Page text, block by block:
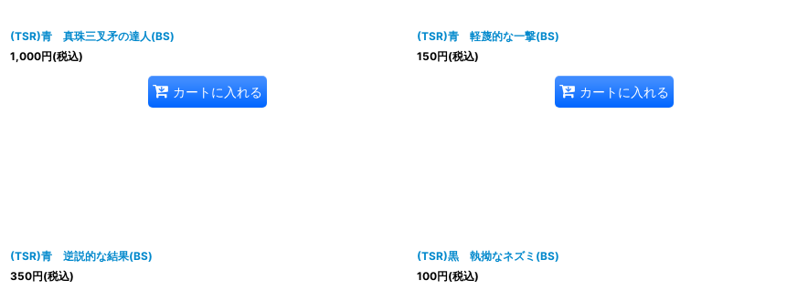
(TSR)青 真珠三叉矛の達人(BS)
1,000円(税込)
カートに入れる
(TSR)青 軽蔑的な一撃(BS)
150円(税込)
カートに入れる
(TSR)青 逆説的な結果(BS)
350円(税込)
(TSR)黒 執拗なネズミ(BS)
100円(税込)